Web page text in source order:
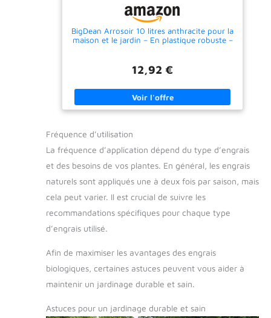
BigDean Arrosoir 10 litres anthracite pour la
maison et le jardin – En plastique robuste –
plantes et les arbres
12,92 €
Fréquence d’utilisation
La fréquence d’application dépend du type d’engrais
et des besoins de vos plantes. En général, les engrais
naturels sont appliqués une à deux fois par saison, mais
cela peut varier. Il est crucial de suivre les
recommandations spécifiques pour chaque type
d’engrais utilisé.
Afin de maximiser les avantages des engrais
biologiques, certaines astuces peuvent vous aider à
maintenir un jardinage durable et sain.
Astuces pour un jardinage durable et sain